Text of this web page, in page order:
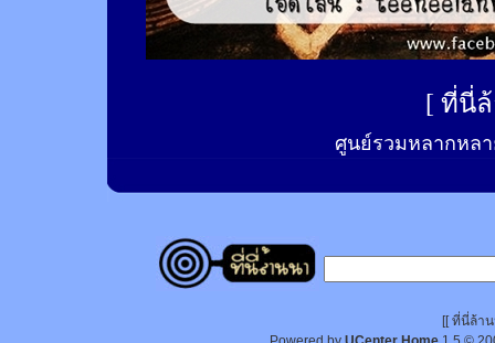
[ ที่นี่
ศูนย์รวมหลากหลา
[[ ที่นี่ล้า